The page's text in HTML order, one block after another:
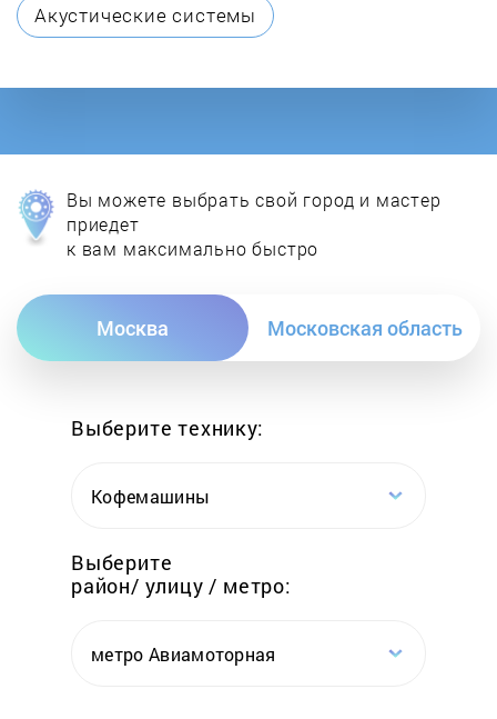
DON
Ecoflam
Electrolux
Emtas
Erdo
Акустические системы
Вы можете выбрать свой город и мастер
приедет
к вам максимально быстро
Москва Московская область
Выберите технику:
Кофемашины
Выберите
район/ улицу / метро:
метро Авиамоторная